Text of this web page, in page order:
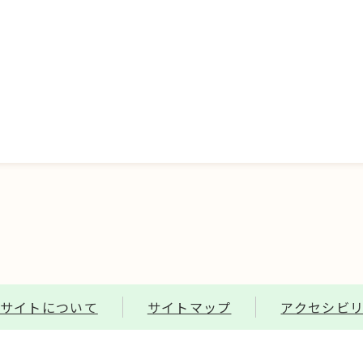
イトについて サイトマップ アクセシビ